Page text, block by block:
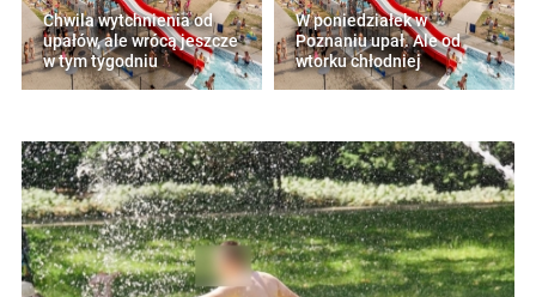
Chwila wytchnienia od
upałów, ale wrócą jeszcze
w tym tygodniu
W poniedziałek w
Poznaniu upał. Ale od
wtorku chłodniej